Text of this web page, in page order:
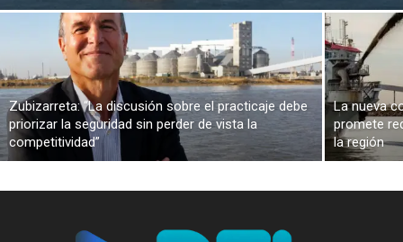
Zubizarreta: “La discusión sobre el practicaje debe
priorizar la seguridad sin perder de vista la
competitividad”
La nueva
promete
la región